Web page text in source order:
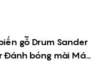
gỗ Drum Sander
Đánh bóng mài Máy